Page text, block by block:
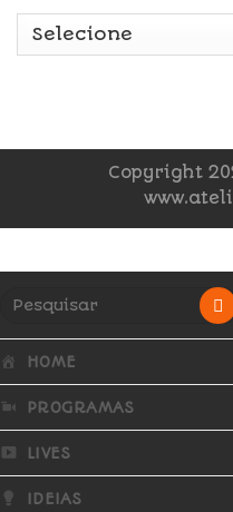
Copyright
HOME
PROGRAMAS
LIVES
IDEIAS